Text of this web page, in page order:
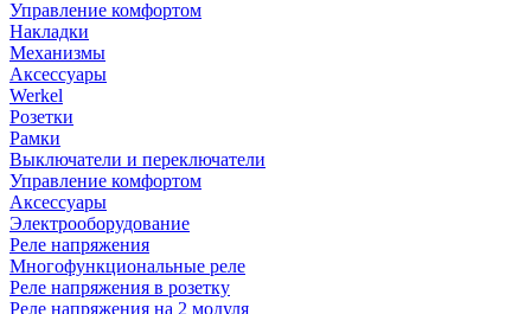
Управление комфортом
Накладки
Механизмы
Аксессуары
Werkel
Розетки
Рамки
Выключатели и переключатели
Управление комфортом
Аксессуары
Электрооборудование
Реле напряжения
Многофункциональные реле
Реле напряжения в розетку
Реле напряжения на 2 модуля